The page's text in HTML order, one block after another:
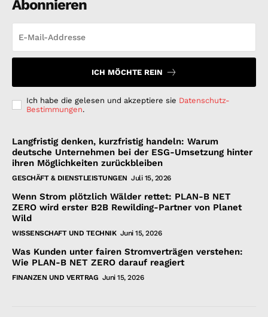
Abonnieren
ICH MÖCHTE REIN
Ich habe die gelesen und akzeptiere sie Datenschutz-
Bestimmungen.
Langfristig denken, kurzfristig handeln: Warum
deutsche Unternehmen bei der ESG-Umsetzung hinter
ihren Möglichkeiten zurückbleiben
GESCHÄFT & DIENSTLEISTUNGEN Juli 15, 2026
Wenn Strom plötzlich Wälder rettet: PLAN-B NET
ZERO wird erster B2B Rewilding-Partner von Planet
Wild
WISSENSCHAFT UND TECHNIK Juni 15, 2026
Was Kunden unter fairen Stromverträgen verstehen:
Wie PLAN-B NET ZERO darauf reagiert
FINANZEN UND VERTRAG Juni 15, 2026